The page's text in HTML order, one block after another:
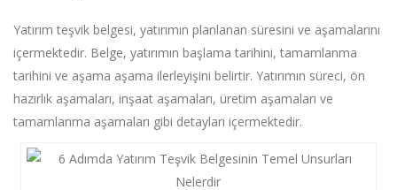
Yatırım teşvik belgesi, yatırımın planlanan süresini ve aşamalarını
içermektedir. Belge, yatırımın başlama tarihini, tamamlanma
tarihini ve aşama aşama ilerleyişini belirtir. Yatırımın süreci, ön
hazırlık aşamaları, inşaat aşamaları, üretim aşamaları ve
tamamlanma aşamaları gibi detayları içermektedir.